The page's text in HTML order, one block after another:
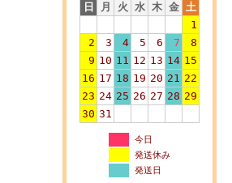
日
月 火 水 木 金 土
1
2
3 4 5 6 7
8
9 10 11 12 13 14 15
16 17 18 19 20 21 22
23 24 25 26 27 28 29
30 31
今日
発送休み
発送日